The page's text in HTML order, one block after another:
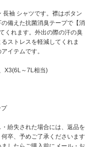
袖 シャツです。襟はボタン
備えた抗菌消臭テープで【消
くれます。外出の際の汗の臭
ストレスを軽減してくれま
イテムです。
X3(6L～7L相当)
紛失された場合には、返品を
卒、予めご了承くださいます